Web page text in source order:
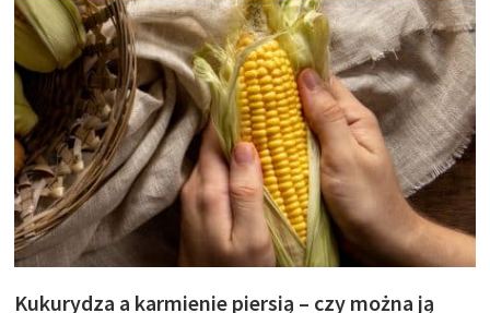
Kukurydza a karmienie piersią – czy można ją